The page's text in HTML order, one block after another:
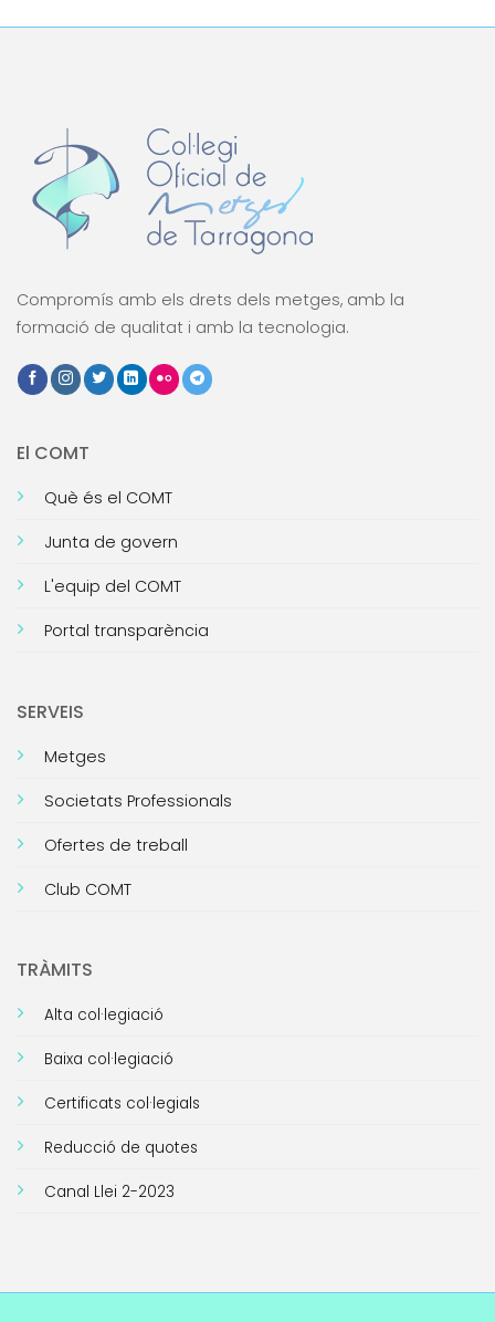
Compromís amb els drets dels metges, amb la
formació de qualitat i amb la tecnologia.
El COMT
Què és el COMT
Junta de govern
L'equip del COMT
Portal transparència
SERVEIS
Metges
Societats Professionals
Ofertes de treball
Club COMT
TRÀMITS
Alta col·legiació
Baixa col·legiació
Certificats col·legials
Reducció de quotes
Canal Llei 2-2023